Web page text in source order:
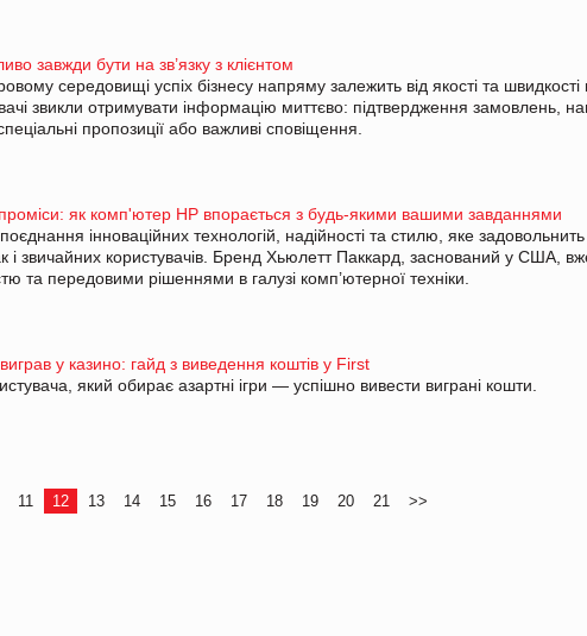
завжди бути на зв’язку з клієнтом
середовищі успіх бізнесу напряму залежить від якості та швидкості
звикли отримувати інформацію миттєво: підтвердження замовлень,
пропозиції або важливі сповіщення.
як комп'ютер HP впорається з будь-якими вашими завданнями
інноваційних технологій, надійності та стилю, яке
і звичайних користувачів. Бренд Хьюлетт Паккард, заснований у США,
та передовими рішеннями в галузі комп’ютерної техніки.
у казино: гайд з виведення коштів у First
який обирає азартні ігри — успішно вивести виграні кошти.
11 12 13 14 15 16 17 18 19 20 21 >>